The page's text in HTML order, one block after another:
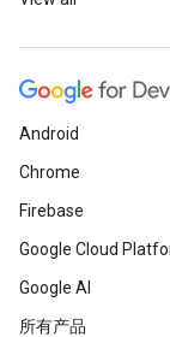
Android
Chrome
Firebase
Google Cloud
Google AI
所有产品